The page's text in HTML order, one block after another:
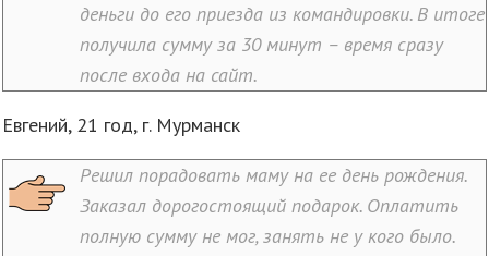
деньги до его приезда из командировки. В итоге
получила сумму за 30 минут – время сразу
после входа на сайт.
Евгений, 21 год, г. Мурманск
Решил порадовать маму на ее день рождения.
Заказал дорогостоящий подарок. Оплатить
полную сумму не мог, занять не у кого было.